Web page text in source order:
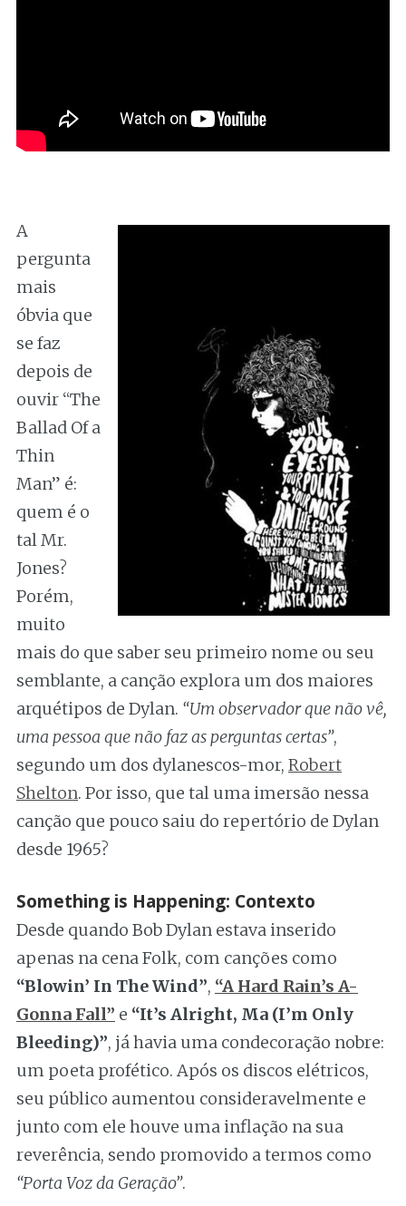
A
pergunta
mais
óbvia que
se faz
depois de
ouvir “The
Ballad Of a
Thin
Man” é:
quem é o
tal Mr.
Jones?
Porém,
muito
mais do que saber seu primeiro nome ou seu
semblante, a canção explora um dos maiores
arquétipos de Dylan. “Um observador que não vê,
uma pessoa que não faz as perguntas certas”,
segundo um dos dylanescos-mor, Robert
Shelton. Por isso, que tal uma imersão nessa
canção que pouco saiu do repertório de Dylan
desde 1965?
Something is Happening: Contexto
Desde quando Bob Dylan estava inserido
apenas na cena Folk, com canções como
“Blowin’ In The Wind”, “A Hard Rain’s A-
Gonna Fall” e “It’s Alright, Ma (I’m Only
Bleeding)”, já havia uma condecoração nobre:
um poeta profético. Após os discos elétricos,
seu público aumentou consideravelmente e
junto com ele houve uma inflação na sua
reverência, sendo promovido a termos como
“Porta Voz da Geração”.